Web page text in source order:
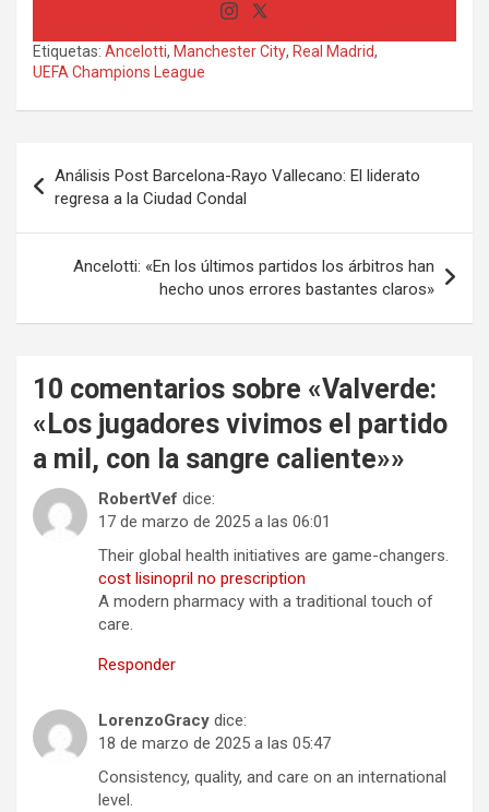
Etiquetas: Ancelotti, Manchester City, Real Madrid,
UEFA Champions League
de
entradas
Análisis Post Barcelona-Rayo Vallecano: El liderato
regresa a la Ciudad Condal
Ancelotti: «En los últimos partidos los árbitros han
hecho unos errores bastantes claros»
10 comentarios sobre «Valverde:
«Los jugadores vivimos el partido
a mil, con la sangre caliente»»
RobertVef dice:
17 de marzo de 2025 a las 06:01
Their global health initiatives are game-changers.
cost lisinopril no prescription
A modern pharmacy with a traditional touch of
care.
Responder
LorenzoGracy dice:
18 de marzo de 2025 a las 05:47
Consistency, quality, and care on an international
level.